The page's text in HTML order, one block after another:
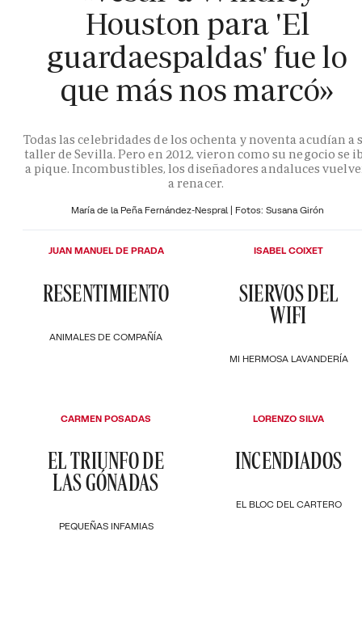
Houston para 'El
guardaespaldas' fue lo
que más nos marcó»
Todas las celebridades de los ochenta y noventa acudían a
taller de Sevilla. Pero en 2012, vieron como su negocio se
a pique. Incombustibles, los diseñadores andaluces
a renacer.
María de la Peña Fernández-Nespral | Fotos: Susana Girón
ANIMALES DE COMPAÑÍA
RESENTIMIENTO
JUAN MANUEL DE PRADA
MI HERMOSA LAVANDERÍA
SIERVOS DEL
WIFI
ISABEL COIXET
PEQUEÑAS INFAMIAS
EL TRIUNFO DE
LAS GÓNADAS
CARMEN POSADAS
EL BLOC DEL CARTERO
INCENDIADOS
LORENZO SILVA